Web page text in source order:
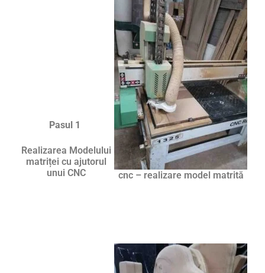
cnc – realizare model matrită
Pasul 1
Realizarea Modelului
matriței cu ajutorul
unui CNC